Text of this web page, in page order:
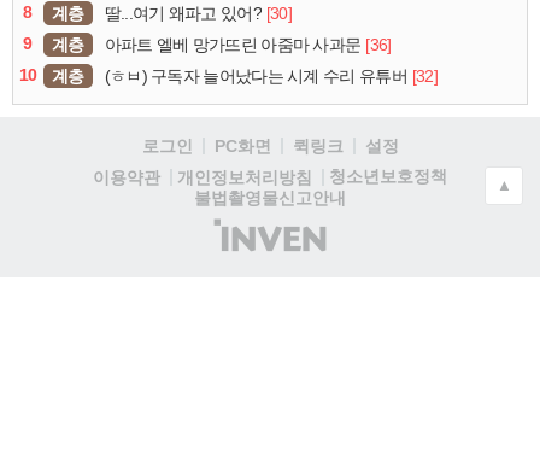
8
계층 딸...여기 왜파고 있어? [30]
9
계층 아파트 엘베 망가뜨린 아줌마 사과문 [36]
10
계층 (ㅎㅂ) 구독자 늘어났다는 시계 수리 유튜버 [32]
로그인 PC화면 퀵링크
설정
이용약관
개인정보처리방침
청소년보호정책
불법촬영물신고안내
(주)
인
▲